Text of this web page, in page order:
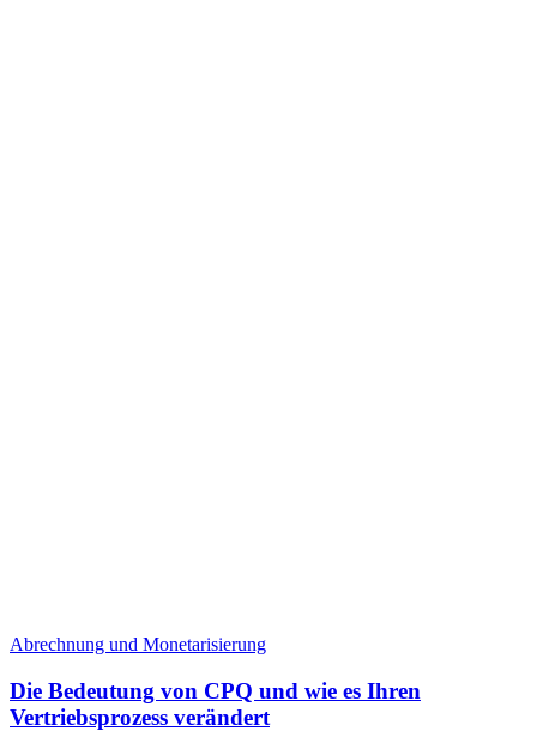
Abrechnung und Monetarisierung
Die Bedeutung von CPQ und wie es Ihren
Vertriebsprozess verändert